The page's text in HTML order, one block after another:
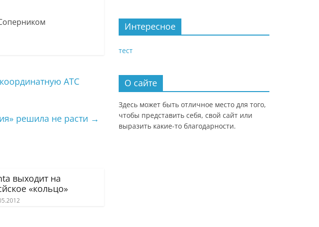
АТС
решила не расти →
выходит на
«кольцо»
Интересное
тест
О сайте
Здесь может быть отличное место для того,
чтобы представить себя, свой сайт или
выразить какие-то благодарности.